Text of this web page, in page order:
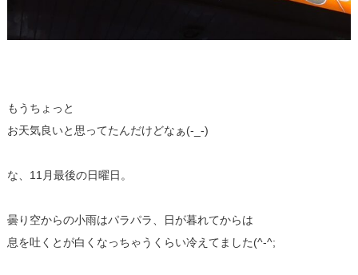
もうちょっと
お天気良いと思ってたんだけどなぁ(-_-)
な、11月最後の日曜日。
曇り空からの小雨はパラパラ、日が暮れてからは
息を吐くとが白くなっちゃうくらい冷えてました(^-^;